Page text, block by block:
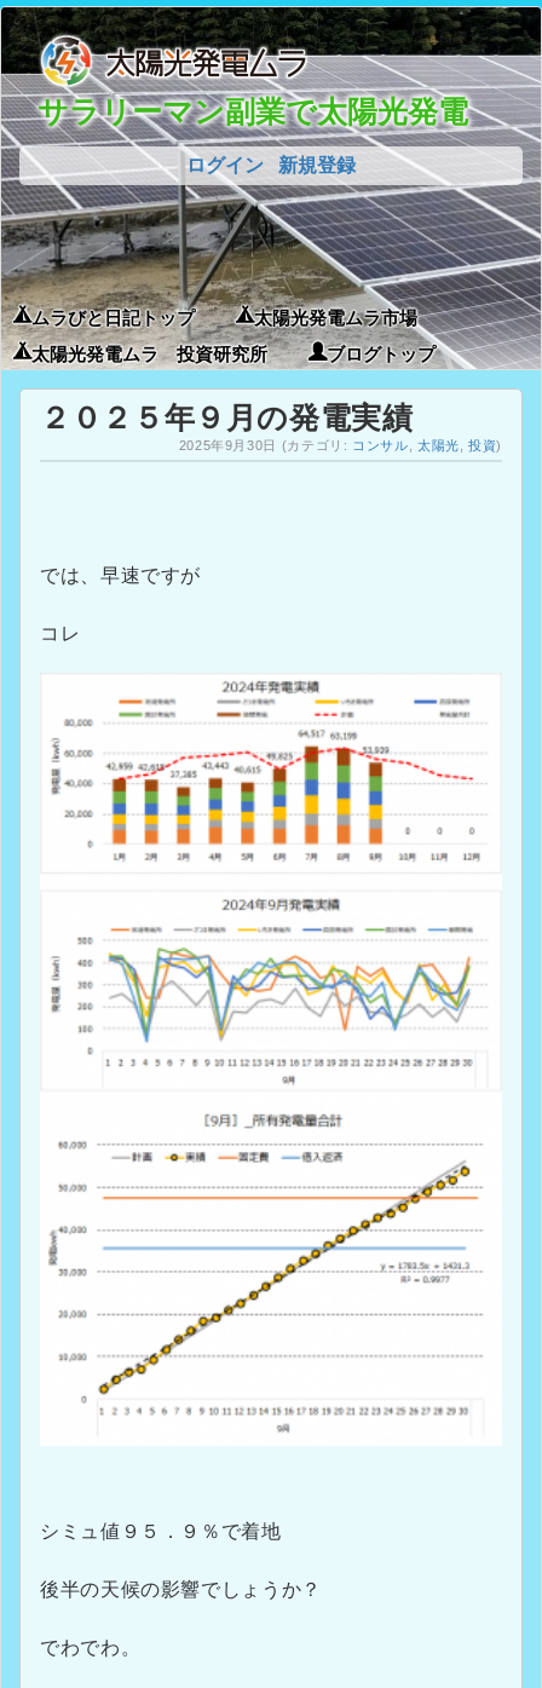
サラリーマン副業で太陽光発電
ログイン 新規登録
ムラびと日記トップ
太陽光発電ムラ市場
太陽光発電ムラ 投資研究所
ブログトップ
２０２５年９月の発電実績
2025年9月30日 (カテゴリ: コンサル 太陽光 ,投資)
では、早速ですが
コレ
シミュ値９５．９％で着地
後半の天候の影響でしょうか？
でわでわ。